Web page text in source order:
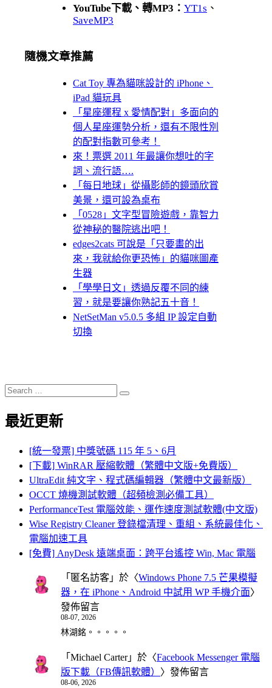
YouTube下載、轉MP3： YT1s 、
SaveMP3
隨機文章推薦
Cat Toy 專為貓咪設計的 iPhone、
iPad 貓玩具
「星座運程 x 愛情配對」多面向的
個人星座運勢分析，還有不限性別
的配對指數可參考！
來！票選 2011 年最讓你想吐的字
詞、流行語….
「每日地球」從攝影師的鏡頭欣賞
美景，還可設為桌布
「0528」文字型冒險遊戲，靠智力
從神秘的醫院逃出吧！
edges2cats 可說是「只要畫的出
來，我就給你更恐怖」的貓咪圖產
生器
「學學日文」透過反覆不同的練
習，就是要讓你熟記五十音！
NetSetMan v5.0.5 多組 IP 設定自動
切換
Search
for:
Search
最近更新
[統一發票] 中獎號碼 115 年 5、6月
[下載] WinRAR 壓縮軟體（繁體中文版+免費版）
UltraEdit 純文字、程式碼編輯器（繁體中文最新版）
OCCT 燒機測試軟體（超頻檢測必備工具）
PerformanceTest 電腦效能、運作速度測試軟體(中文版)
Wise Registry Cleaner 登錄檔清理、重組、系統最佳化、
電腦加速工具
[免費] AnyDesk 遠端桌面：跨平台遙控 Win, Mac 電腦
「 匿名訪客 」於〈Windows Phone 7.5 芒果模擬
器，在 iPhone、Android 中試用 WP 手機介面〉
發佈留言
08-07, 2026
林湖銘。。。。。
「 Michael Carter」於〈Facebook Messenger 電腦
版下載（FB傳訊軟體）
〉發佈留言
08-06, 2026